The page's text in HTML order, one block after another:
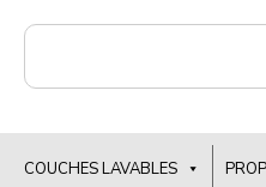
COUCHES LAVABLES